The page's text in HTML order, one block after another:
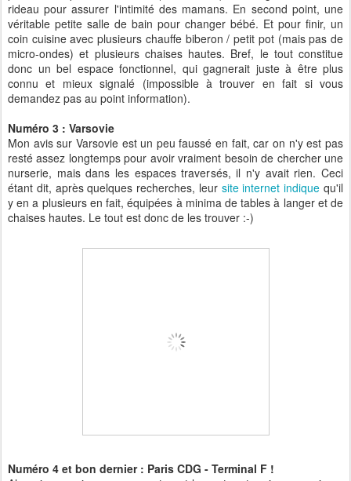
rideau pour assurer l'intimité des mamans. En second point, une
véritable petite salle de bain pour changer bébé. Et pour finir, un
coin cuisine avec plusieurs chauffe biberon / petit pot (mais pas de
micro-ondes) et plusieurs chaises hautes. Bref, le tout constitue
donc un bel espace fonctionnel, qui gagnerait juste à être plus
connu et mieux signalé (impossible à trouver en fait si vous
demandez pas au point information).
Numéro 3 : Varsovie
Mon avis sur Varsovie est un peu faussé en fait, car on n'y est pas
resté assez longtemps pour avoir vraiment besoin de chercher une
nurserie, mais dans les espaces traversés, il n'y avait rien. Ceci
étant dit, après quelques recherches, leur site internet indique qu'il
y en a plusieurs en fait, équipées à minima de tables à langer et de
chaises hautes. Le tout est donc de les trouver :-)
Numéro 4 et bon dernier : Paris CDG - Terminal F !